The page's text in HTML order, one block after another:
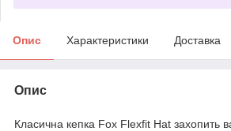
Опис Характеристики Доставка
Опис
Класична кепка Fox Flexfit Hat захопить